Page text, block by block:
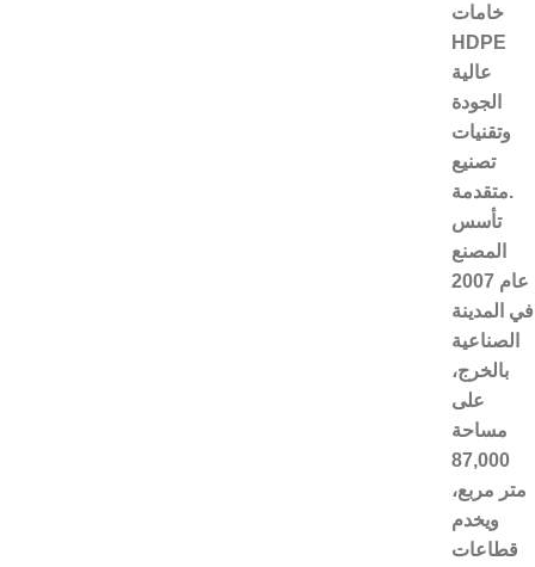
خامات
HDPE
عالية
الجودة
وتقنيات
تصنيع
متقدمة.
تأسس
المصنع
عام 2007
في المدينة
الصناعية
بالخرج،
على
مساحة
87,000
متر مربع،
ويخدم
قطاعات